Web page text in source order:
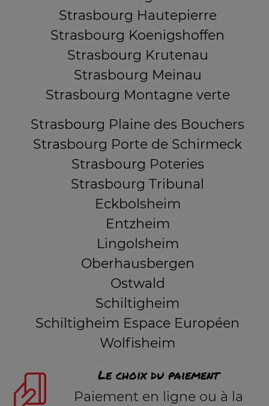
Strasbourg Hautepierre
Strasbourg Koenigshoffen
Strasbourg Krutenau
Strasbourg Meinau
Strasbourg Montagne verte
Strasbourg Plaine des Bouchers
Strasbourg Porte de Schirmeck
Strasbourg Poteries
Strasbourg Tribunal
Eckbolsheim
Entzheim
Lingolsheim
Oberhausbergen
Ostwald
Schiltigheim
Schiltigheim Espace Européen
Wolfisheim
Le choix du paiement
Paiement en ligne ou à la